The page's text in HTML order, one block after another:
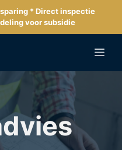
* Direct inspectie
voor subsidie